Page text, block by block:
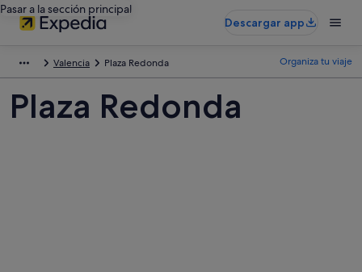
Pasar a la sección principal
Descargar app
Valencia Plaza Redonda Organiza tu viaje
Plaza Redonda